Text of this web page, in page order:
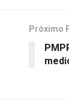
Próximo